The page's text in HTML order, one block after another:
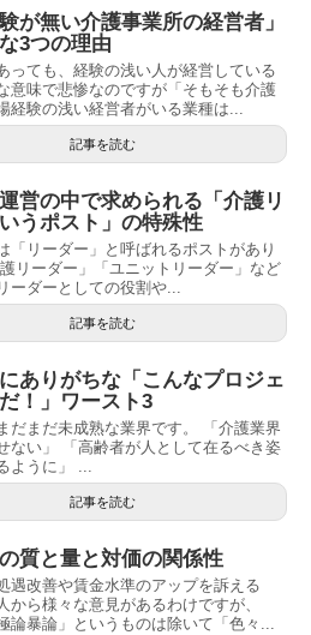
が無い介護事業所の経営者」
3つの理由
っても、経験の浅い人が経営している
意味で悲惨なのですが「そもそも介護
経験の浅い経営者がいる業種は...
記事を読む
営の中で求められる「介護リ
うポスト」の特殊性
「リーダー」と呼ばれるポストがあり
リーダー」「ユニットリーダー」など
ーダーとしての役割や...
記事を読む
ありがちな「こんなプロジェ
！」ワースト3
だまだ未成熟な業界です。 「介護業界
ない」 「高齢者が人として在るべき姿
ように」 ...
記事を読む
質と量と対価の関係性
遇改善や賃金水準のアップを訴える
から様々な意見があるわけですが、
論暴論」というものは除いて「色々...